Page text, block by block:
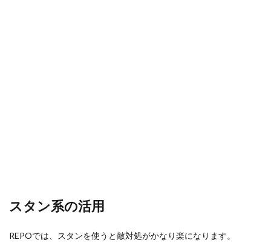
スタン系の活用
REPOでは、スタンを使うと敵対処がかなり楽になります。